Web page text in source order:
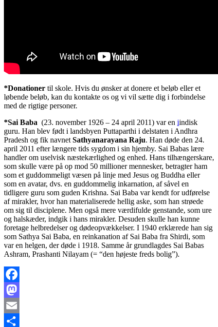
*Donationer til skole. Hvis du ønsker at donere et beløb eller et
løbende beløb, kan du kontakte os og vi vil sætte dig i forbindelse
med de rigtige personer.
*Sai Baba (23. november 1926 – 24 april 2011) var en iindisk
guru. Han blev født i landsbyen Puttaparthi i delstaten i Andhra
Pradesh og fik navnet Sathyanarayana Raju. Han døde den 24.
april 2011 efter længere tids sygdom i sin hjemby. Sai Babas lære
handler om uselvisk næstekærlighed og enhed. Hans tilhængerskare,
som skulle være på op mod 50 millioner mennesker, betragter ham
som et guddommeligt væsen på linje med Jesus og Buddha eller
som en avatar, dvs. en guddommelig inkarnation, af såvel en
tidligere guru som guden Krishna. Sai Baba var kendt for udførelse
af mirakler, hvor han materialiserede hellig aske, som han strøede
om sig til disciplene. Men også mere værdifulde genstande, som ure
og halskæder, indgik i hans mirakler. Desuden skulle han kunne
foretage helbredelser og dødeopvækkelser. I 1940 erklærede han sig
som Sathya Sai Baba, en reinkanation af Sai Baba fra Shirdi, som
var en helgen, der døde i 1918. Samme år grundlagdes Sai Babas
Ashram, Prashanti Nilayam (= “den højeste freds bolig”).
Facebook
Mastodon
Email